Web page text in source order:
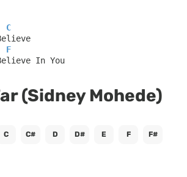
C
F
In You
(Sidney Mohede)
C C# D D# E F F#